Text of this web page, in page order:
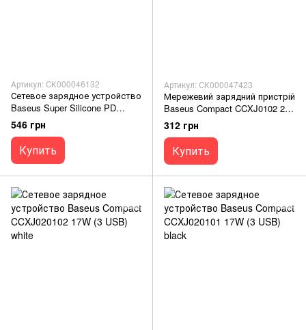
Артикул: СК000046132
Сетевое зарядное устройство
Baseus Super Silicone PD
Charger 25W (1Type-C) black
546 грн
Купить
Артикул: СК000047423
Мережевий зарядний пристрій
Baseus Compact CCXJ0102 2
USB 10.5W white
312 грн
Купить